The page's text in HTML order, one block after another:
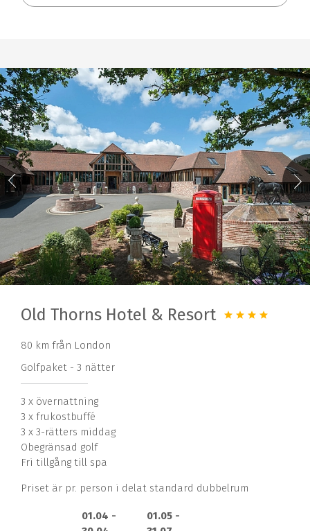
Old Thorns Hotel & Resort
80 km från London
Golfpaket - 3 nätter
3 x övernattning
3 x frukostbuffé
3 x 3-rätters middag
Obegränsad golf
Fri tillgång till spa
Priset är pr. person i delat standard dubbelrum
01.04 -
01.05 -